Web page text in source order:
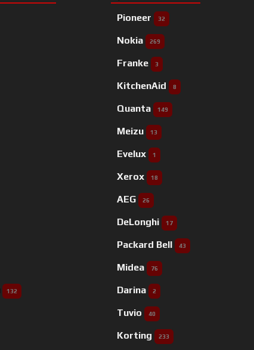
132
Pioneer 32
Nokia 269
Franke 3
KitchenAid 8
Quanta 149
Meizu 13
Evelux 1
Xerox 18
AEG 26
DeLonghi 17
Packard Bell 43
Midea 76
Darina 2
Tuvio 40
Korting 233